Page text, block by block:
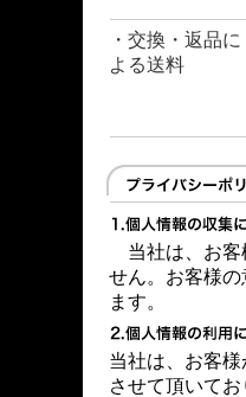
・交換・返品に
よる送料
当社は、お客
せん。お客様
ます。
当社は、お客
させて頂いて